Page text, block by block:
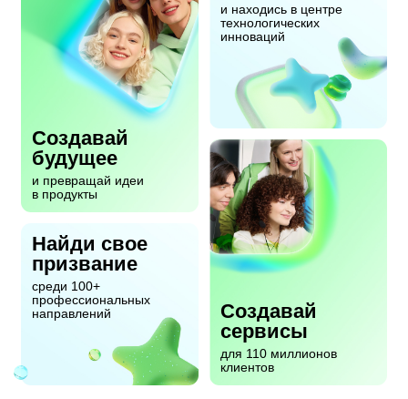
Создавай
будущее
и превращай идеи
в продукты
Найди свое
призвание
среди 100+
профессиональных
направлений
и находись в центре
технологических
инноваций
Создавай
сервисы
для 110 миллионов
клиентов